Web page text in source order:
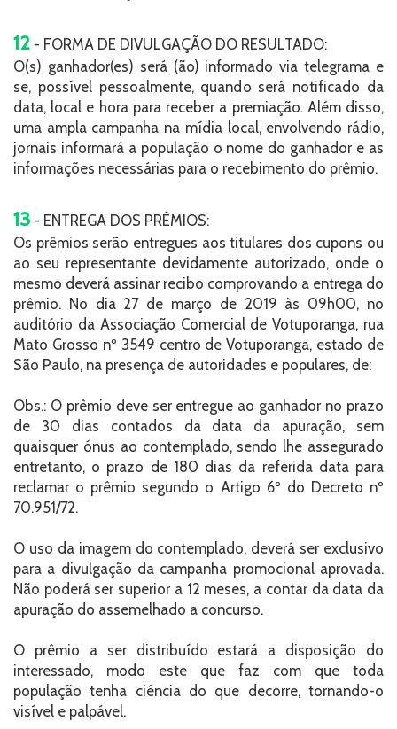
12 - FORMA DE DIVULGAÇÃO DO RESULTADO:
O(s) ganhador(es) será (ão) informado via telegrama e
se, possível pessoalmente, quando será notificado da
data, local e hora para receber a premiação. Além disso,
uma ampla campanha na mídia local, envolvendo rádio,
jornais informará a população o nome do ganhador e as
informações necessárias para o recebimento do prêmio.
13 - ENTREGA DOS PRÊMIOS:
Os prêmios serão entregues aos titulares dos cupons ou
ao seu representante devidamente autorizado, onde o
mesmo deverá assinar recibo comprovando a entrega do
prêmio. No dia 27 de março de 2019 às 09h00, no
auditório da Associação Comercial de Votuporanga, rua
Mato Grosso nº 3549 centro de Votuporanga, estado de
São Paulo, na presença de autoridades e populares, de:
Obs.: O prêmio deve ser entregue ao ganhador no prazo
de 30 dias contados da data da apuração, sem
quaisquer ónus ao contemplado, sendo lhe assegurado
entretanto, o prazo de 180 dias da referida data para
reclamar o prêmio segundo o Artigo 6º do Decreto nº
70.951/72.
O uso da imagem do contemplado, deverá ser exclusivo
para a divulgação da campanha promocional aprovada.
Não poderá ser superior a 12 meses, a contar da data da
apuração do assemelhado a concurso.
O prêmio a ser distribuído estará a disposição do
interessado, modo este que faz com que toda
população tenha ciência do que decorre, tornando-o
visível e palpável.